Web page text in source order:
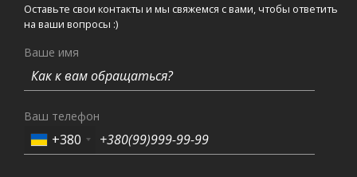
Оставьте свои контакты и мы свяжемся с вами, чтобы ответить
на ваши вопросы :)
Ваше имя
Ваш телефон
+380